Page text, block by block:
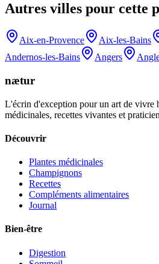
Autres villes pour cette
Aix-en-Provence Aix-les-Bains
Andernos-les-Bains
Angers
nætur
L'écrin d'exception pour un art de vivre
médicinales, recettes vivantes et
Découvrir
Plantes médicinales
Champignons
Recettes
Compléments alimentaires
Journal
Bien-être
Digestion